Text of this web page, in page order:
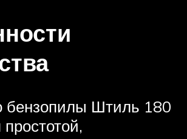
бензопилы Штиль 180
простотой,